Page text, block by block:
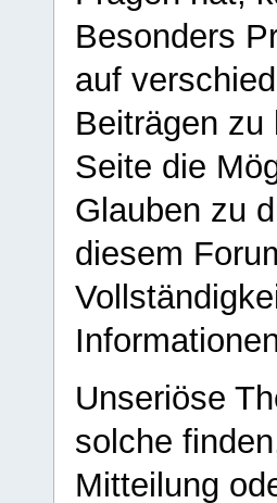
Besonders
auf
Beiträgen zu
Seite die
Glauben zu
diesem
Unseriöse
solche
Mitteilung